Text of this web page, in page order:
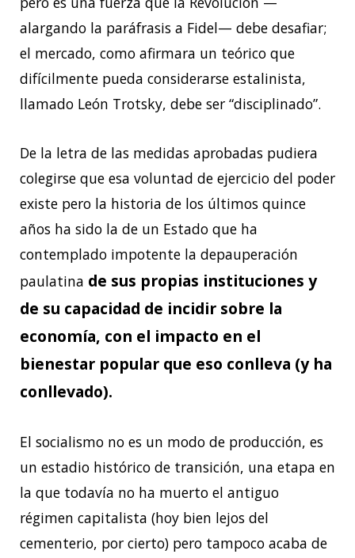
alargando la paráfrasis a Fidel— debe desafiar;
el mercado, como afirmara un teórico que
difícilmente pueda considerarse estalinista,
llamado León Trotsky, debe ser “disciplinado”.
De la letra de las medidas aprobadas pudiera
colegirse que esa voluntad de ejercicio del poder
existe pero la historia de los últimos quince
años ha sido la de un Estado que ha
contemplado impotente la depauperación
paulatina de sus propias instituciones y
de su capacidad de incidir sobre la
economía, con el impacto en el
bienestar popular que eso conlleva (y ha
conllevado).
El socialismo no es un modo de producción, es
un estadio histórico de transición, una etapa en
la que todavía no ha muerto el antiguo
régimen capitalista (hoy bien lejos del
cementerio, por cierto) pero tampoco acaba de